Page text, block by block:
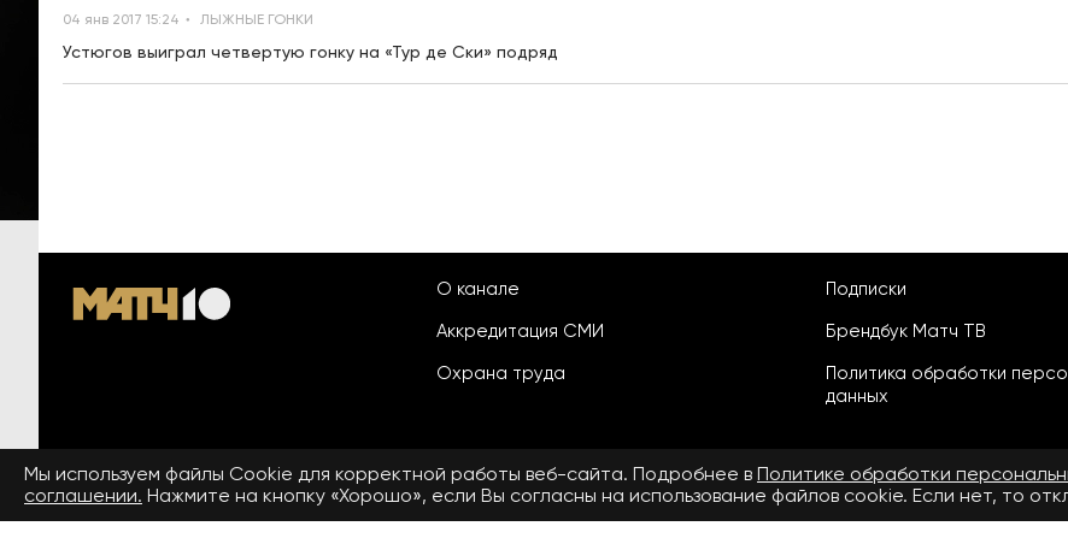
04 янв 2017 15:24 ЛЫЖНЫЕ ГОНКИ
Устюгов выиграл четвертую гонку на «Тур де Ски» подряд
О канале
Аккредитация СМИ
Охрана труда
Подписки
Брендбук Матч ТВ
Политика обработки
данных
© 2026 «ООО «Национальный
спортивный телеканал»
Пользовательское соглашение
Мы используем файлы Сookie для корректной работы веб-сайта. Подробнее в Политике обработки
соглашении. Нажмите на кнопку «Хорошо», если Вы согласны на использование файлов cookie. Если нет, то